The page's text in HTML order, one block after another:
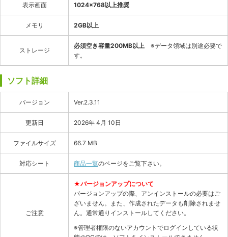
表示画面 1024×768以上推奨
メモリ 2GB以上
ストレージ
必須空き容量200MB以上 ※データ領域は別途必要で
す。
ソフト詳細
バージョン Ver.2.3.11
更新日 2026年 4月 10日
ファイルサイズ 66.7 MB
対応シート 商品一覧のページをご覧下さい。
ご注意
★バージョンアップについて
バージョンアップの際、アンインストールの必要はご
ざいません。また、作成されたデータも削除されませ
ん。通常通りインストールしてください。
※管理者権限のないアカウントでログインしている状